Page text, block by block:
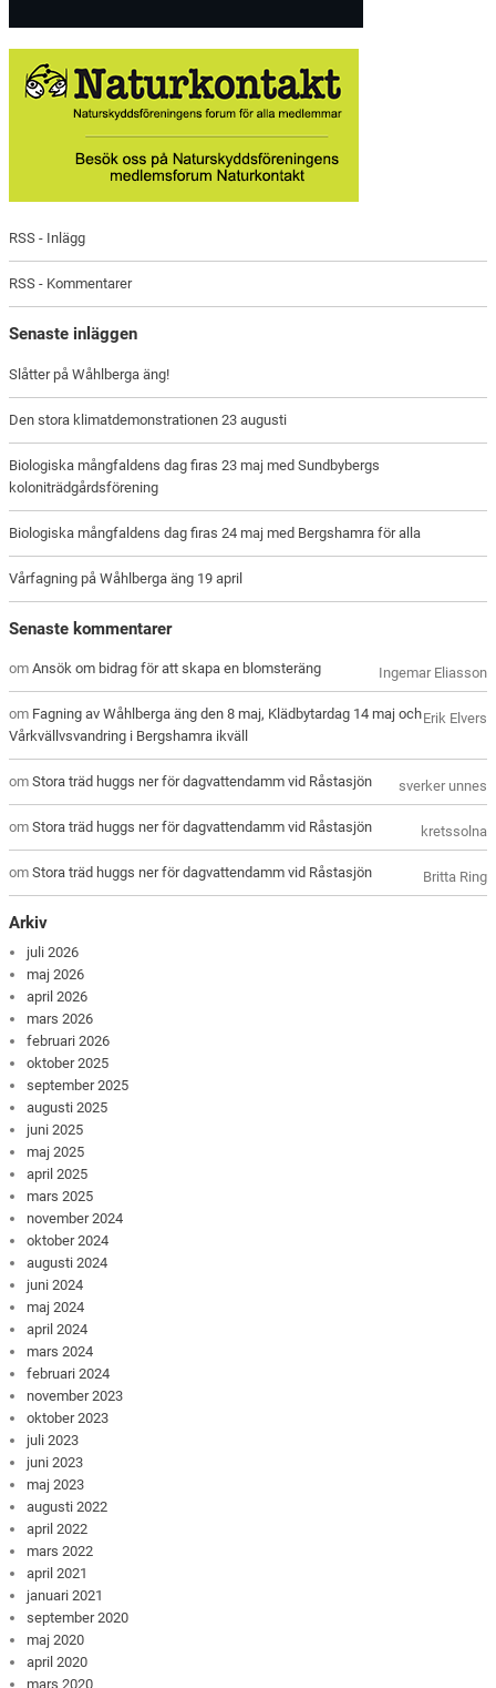
RSS - Inlägg
RSS - Kommentarer
Senaste inläggen
Slåtter på Wåhlberga äng!
Den stora klimatdemonstrationen 23 augusti
Biologiska mångfaldens dag firas 23 maj med Sundbybergs
koloniträdgårdsförening
Biologiska mångfaldens dag firas 24 maj med Bergshamra för alla
Vårfagning på Wåhlberga äng 19 april
Senaste kommentarer
Ingemar Eliasson
omAnsök om bidrag för att skapa en blomsteräng
Erik Elvers
om Fagning av Wåhlberga äng den 8 maj, Klädbytardag 14 maj och
Vårkvällvsvandring i Bergshamra ikväll
sverker unnes
omStora träd huggs ner för dagvattendamm vid Råstasjön
kretssolna
omStora träd huggs ner för dagvattendamm vid Råstasjön
Britta Ring
omStora träd huggs ner för dagvattendamm vid Råstasjön
Arkiv
juli 2026
maj 2026
april 2026
mars 2026
februari 2026
oktober 2025
september 2025
augusti 2025
juni 2025
maj 2025
april 2025
mars 2025
november 2024
oktober 2024
augusti 2024
juni 2024
maj 2024
april 2024
mars 2024
februari 2024
november 2023
oktober 2023
juli 2023
juni 2023
maj 2023
augusti 2022
april 2022
mars 2022
april 2021
januari 2021
september 2020
maj 2020
april 2020
mars 2020